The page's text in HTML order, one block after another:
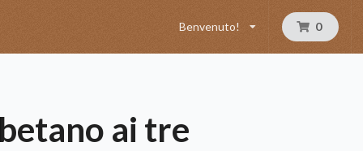
Benvenuto! 0
ai tre